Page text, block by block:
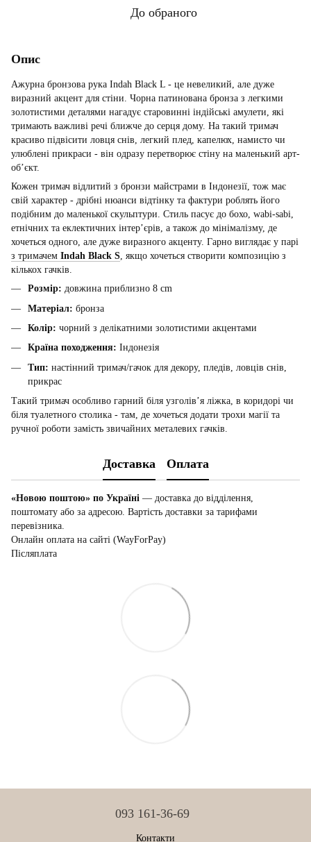
До обраного
Опис
Ажурна бронзова рука Indah Black L - це невеликий, але дуже
виразний акцент для стіни. Чорна патинована бронза з легкими
золотистими деталями нагадує старовинні індійські амулети, які
тримають важливі речі ближче до серця дому. На такий тримач
красиво підвісити ловця снів, легкий плед, капелюх, намисто чи
улюблені прикраси - він одразу перетворює стіну на маленький арт-
об’єкт.
Кожен тримач відлитий з бронзи майстрами в Індонезії, тож має
свій характер - дрібні нюанси відтінку та фактури роблять його
подібним до маленької скульптури. Стиль пасує до бохо, wabi-sabi,
етнічних та еклектичних інтер’єрів, а також до мінімалізму, де
хочеться одного, але дуже виразного акценту. Гарно виглядає у парі
з тримачем Indah Black S, якщо хочеться створити композицію з
кількох гачків.
Розмір: довжина приблизно 8 cm
Матеріал: бронза
Колір: чорний з делікатними золотистими акцентами
Країна походження: Індонезія
Тип: настінний тримач/гачок для декору, пледів, ловців снів,
прикрас
Такий тримач особливо гарний біля узголів’я ліжка, в коридорі чи
біля туалетного столика - там, де хочеться додати трохи магії та
ручної роботи замість звичайних металевих гачків.
Доставка Оплата
«Новою поштою» по Україні — доставка до відділення,
поштомату або за адресою. Вартість доставки за тарифами
перевізника.
Онлайн оплата на сайті (WayForPay)
Післяплата
093 161-36-69
Контакти